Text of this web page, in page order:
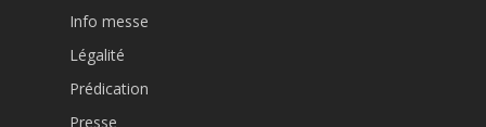
Info messe
Légalité
Prédication
Presse